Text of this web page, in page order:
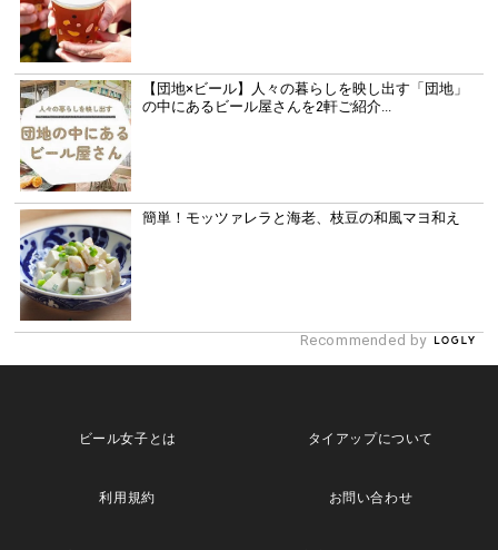
【団地×ビール】人々の暮らしを映し出す「団地」
の中にあるビール屋さんを2軒ご紹介...
簡単！モッツァレラと海老、枝豆の和風マヨ和え
Recommended by
ビール女子とは タイアップについて
利用規約 お問い合わせ